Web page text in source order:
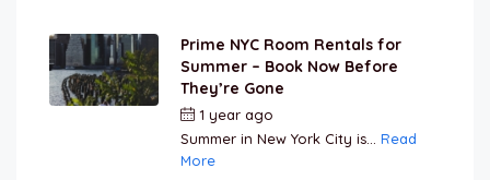
Prime NYC Room Rentals for
Summer – Book Now Before
They’re Gone
1 year ago
Summer in New York City is... Read
More